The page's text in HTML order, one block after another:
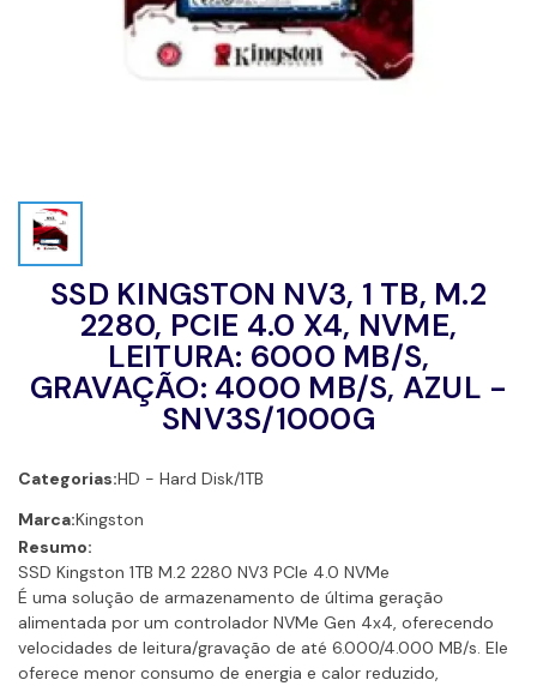
SSD KINGSTON NV3, 1 TB, M.2
2280, PCIE 4.0 X4, NVME,
LEITURA: 6000 MB/S,
GRAVAÇÃO: 4000 MB/S, AZUL -
SNV3S/1000G
Categorias:HD - Hard Disk/1TB
Marca:Kingston
Resumo:
SSD Kingston 1TB M.2 2280 NV3 PCIe 4.0 NVMe
É uma solução de armazenamento de última geração
alimentada por um controlador NVMe Gen 4x4, oferecendo
velocidades de leitura/gravação de até 6.000/4.000 MB/s. Ele
oferece menor consumo de energia e calor reduzido,